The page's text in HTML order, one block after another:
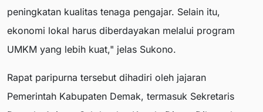
peningkatan kualitas tenaga pengajar. Selain itu,
ekonomi lokal harus diberdayakan melalui program
UMKM yang lebih kuat," jelas Sukono.
Rapat paripurna tersebut dihadiri oleh jajaran
Pemerintah Kabupaten Demak, termasuk Sekretaris